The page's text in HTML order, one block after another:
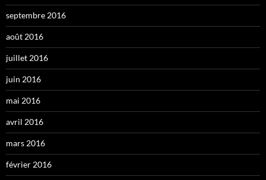
septembre 2016
août 2016
juillet 2016
juin 2016
mai 2016
avril 2016
mars 2016
février 2016